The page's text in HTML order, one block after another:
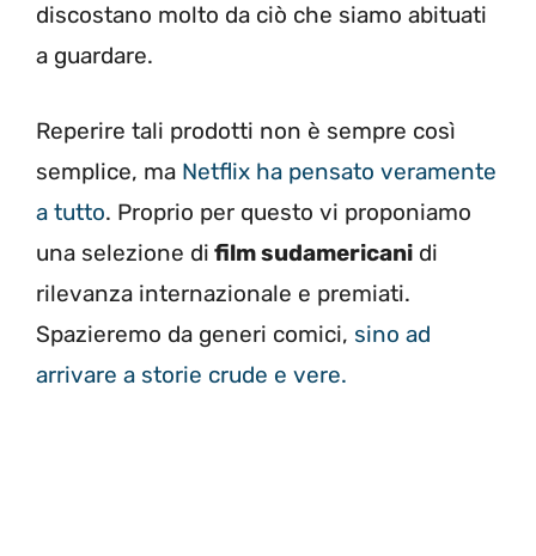
discostano molto da ciò che siamo abituati
a guardare.
Reperire tali prodotti non è sempre così
semplice, ma Netflix ha pensato veramente
a tutto. Proprio per questo vi proponiamo
una selezione di film sudamericani di
rilevanza internazionale e premiati.
Spazieremo da generi comici, sino ad
arrivare a storie crude e vere.